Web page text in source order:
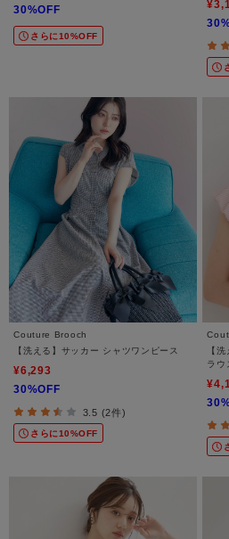
30%OFF
さらに10%OFF
Couture Brooch
【洗える】サッカー シャツワンピース
¥6,293
30%OFF
3.5 (2件)
さらに10%OFF
【
ラウ